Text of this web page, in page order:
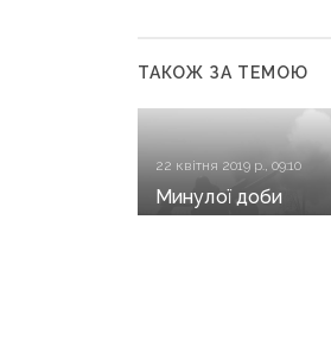
ТАКОЖ ЗА ТЕМОЮ
22 квітня 2019 р., 09:10
Минулої доби